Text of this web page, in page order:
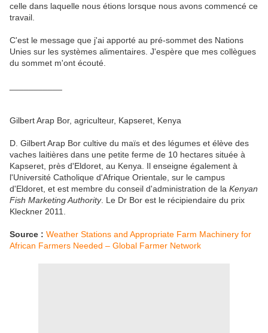
celle dans laquelle nous étions lorsque nous avons commencé ce
travail.
C'est le message que j'ai apporté au pré-sommet des Nations
Unies sur les systèmes alimentaires. J'espère que mes collègues
du sommet m'ont écouté.
Gilbert Arap Bor, agriculteur, Kapseret, Kenya
D. Gilbert Arap Bor cultive du maïs et des légumes et élève des
vaches laitières dans une petite ferme de 10 hectares située à
Kapseret, près d'Eldoret, au Kenya. Il enseigne également à
l'Université Catholique d'Afrique Orientale, sur le campus
d'Eldoret, et est membre du conseil d'administration de la Kenyan
Fish Marketing Authority. Le Dr Bor est le récipiendaire du prix
Kleckner 2011.
Source : Weather Stations and Appropriate Farm Machinery for
African Farmers Needed – Global Farmer Network